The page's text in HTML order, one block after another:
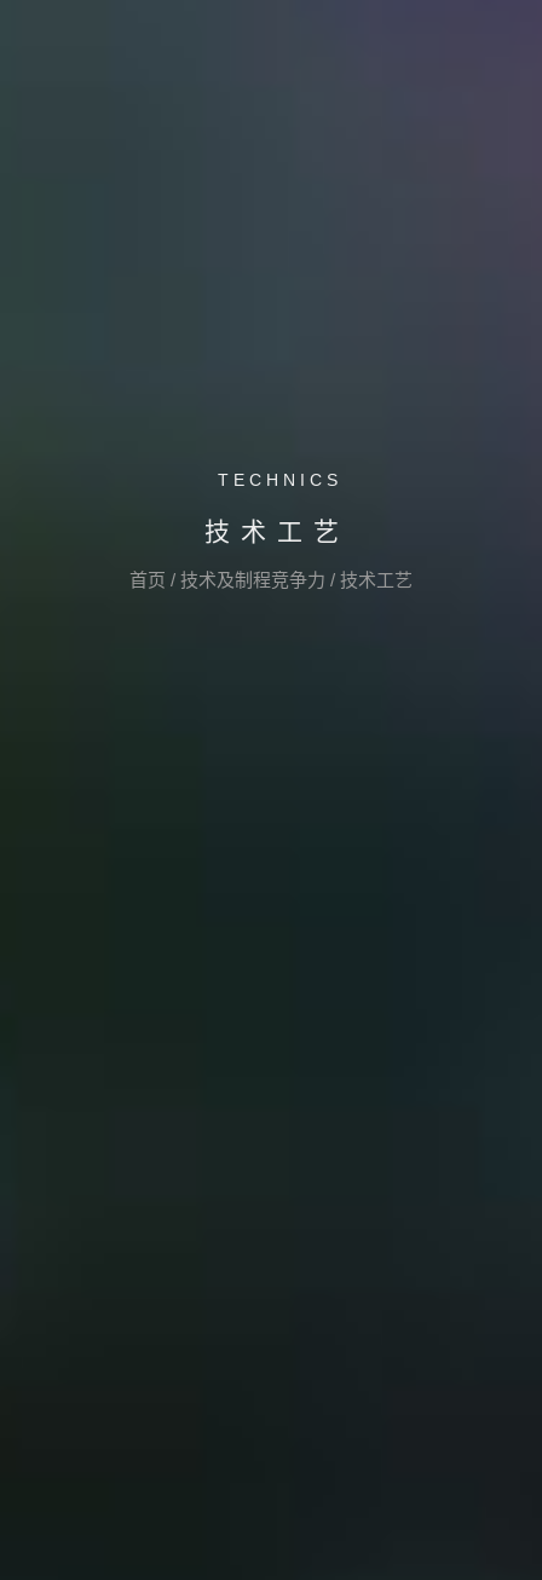
TECHNICS
技术工艺
首页 / 技术及制程竞争力 / 技术工艺